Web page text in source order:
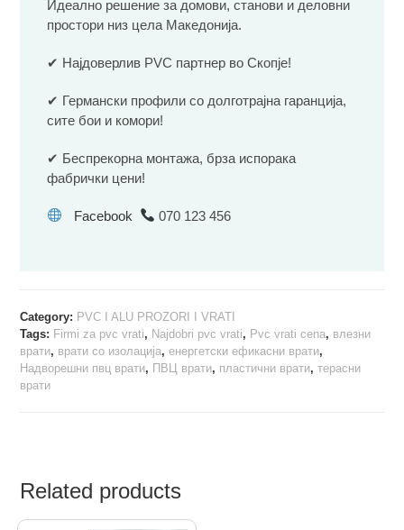
Идеално решение за домови, станови и деловни
простори низ цела Македонија.
✔ Најдоверлив PVC партнер во Скопје!
✔ Германски профили со долготрајна гаранција,
сите бои и комори!
✔ Беспрекорна монтажа, брза испорака
фабрички цени!
Facebook 070 123 456
Category: PVC I ALU PROZORI I VRATI
Tags: Firmi za pvc vrati, Najdobri pvc vrati, Pvc vrati cena, влезни
врати, врати со изолација,енергетски ефикасни врати,
Надворешни пвц врати, ПВЦ врати, пластични врати,терасни
врати
Related products